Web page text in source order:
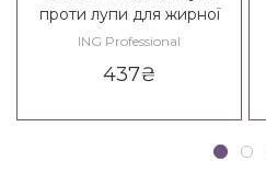
проти лупи для жирної
шкіри голови ING Treating
ING Professional
437₴